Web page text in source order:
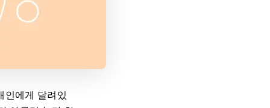
인에게 달려있